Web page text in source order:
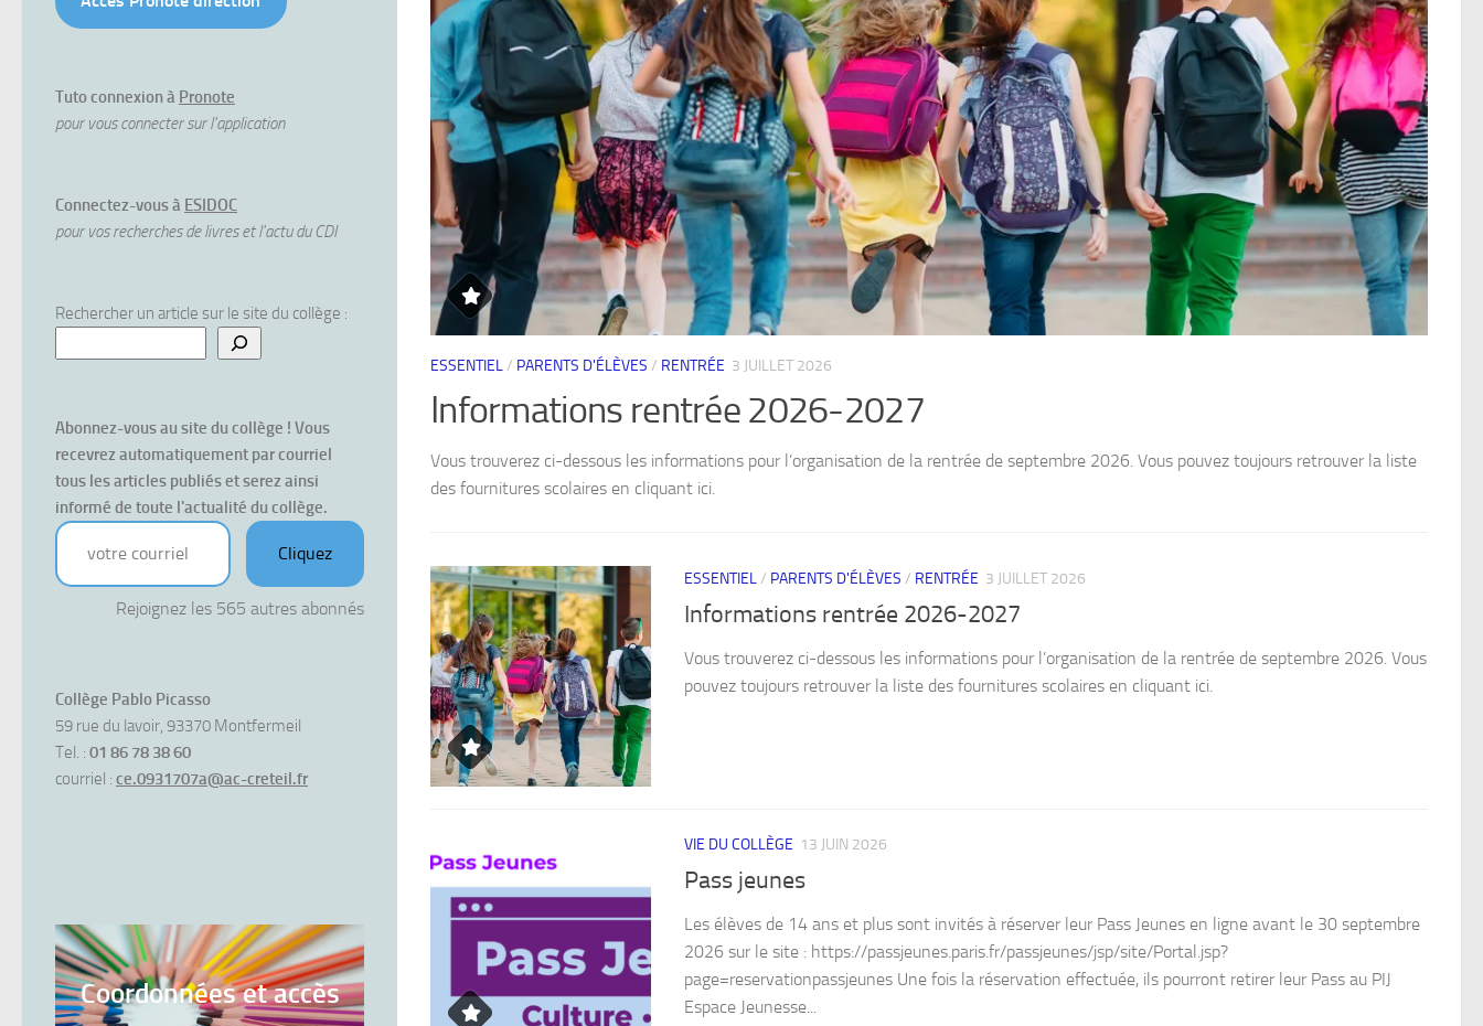
semaine d’août selon ce planning :
ESSENTIEL/ PARENTS D'ÉLÈVES / RENTRÉE 3 JUILLET 2026
Informations rentrée 2026-2027
Vous trouverez ci-dessous les informations pour l’organisation de la rentrée de septembre 2026. Vous pouvez toujours retrouver la liste
des fournitures scolaires en cliquant ici.
ESSENTIEL/ PARENTS D'ÉLÈVES / RENTRÉE 3 JUILLET 2026
Informations rentrée 2026-2027
Vous trouverez ci-dessous les informations pour l’organisation de la rentrée de septembre 2026. Vous
pouvez toujours retrouver la liste des fournitures scolaires en cliquant ici.
VIE DU COLLÈGE 13 JUIN 2026
Pass jeunes
Les élèves de 14 ans et plus sont invités à réserver leur Pass Jeunes en ligne avant le 30 septembre
2026 sur le site : https://passjeunes.paris.fr/passjeunes/jsp/site/Portal.jsp?
page=reservationpassjeunes Une fois la réservation effectuée, ils pourront retirer leur Pass au PIJ
Espace Jeunesse...
Tuto connexion à Pronote
pour vous connecter sur l'application
Connectez-vous à ESIDOC
pour vos recherches de livres et l'actu du CDI
Rechercher un article sur le site du collège :
Abonnez-vous au site du collège ! Vous
recevrez automatiquement par courriel
tous les articles publiés et serez ainsi
informé de toute l'actualité du collège.
votre courriel
Cliquez
Rejoignez les 565 autres abonnés
Collège Pablo Picasso
59 rue du lavoir, 93370 Montfermeil
Tel. : 01 86 78 38 60
courriel : ce.0931707a@ac-creteil.fr
Coordonnées et accès